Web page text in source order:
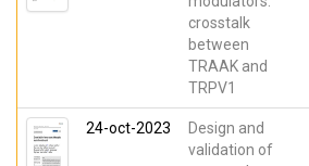
crosstalk
between
TRAAK and
TRPV1
24-oct-2023
Design and
validation of